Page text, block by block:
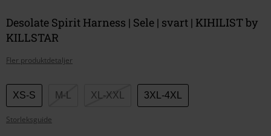
Desolate Spirit Harness | Sele | svart | KIHILIST by
KILLSTAR
Fler produktdetaljer
Välj
din
storlek
XS-S M-L XL-XXL 3XL-4XL
Storleksguide